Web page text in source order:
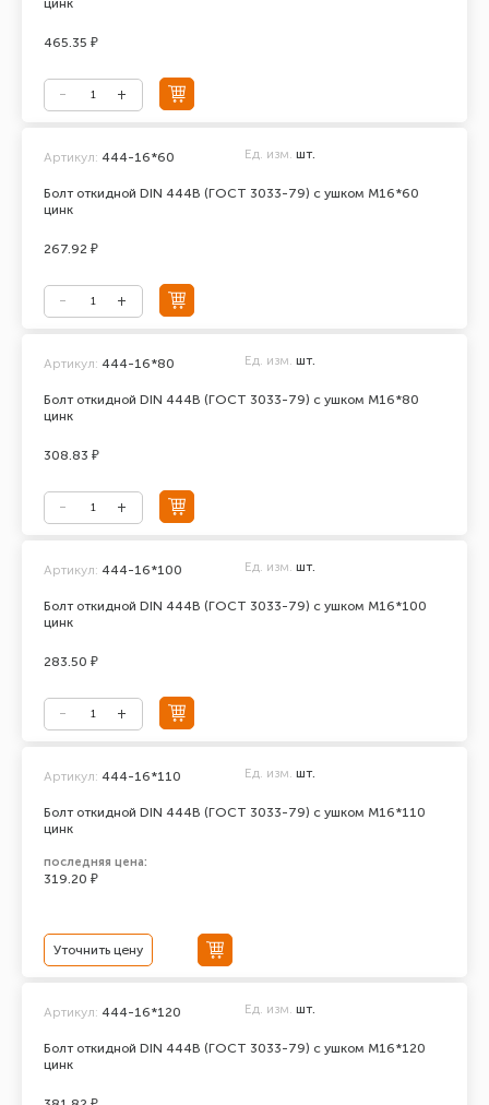
цинк
465.35 ₽
Болт откидной DIN 444В (ГОСТ 3033-79) с ушком М16*60
цинк
Артикул: 444-16*60 Ед. изм. шт.
267.92 ₽
Болт откидной DIN 444В (ГОСТ 3033-79) с ушком М16*80
цинк
Артикул: 444-16*80 Ед. изм. шт.
308.83 ₽
Болт откидной DIN 444В (ГОСТ 3033-79) с ушком М16*100
цинк
Артикул: 444-16*100 Ед. изм. шт.
283.50 ₽
Болт откидной DIN 444В (ГОСТ 3033-79) с ушком М16*110
цинк
Артикул: 444-16*110 Ед. изм. шт.
последняя цена:
319.20 ₽
Уточнить цену
Болт откидной DIN 444В (ГОСТ 3033-79) с ушком М16*120
цинк
Артикул: 444-16*120 Ед. изм. шт.